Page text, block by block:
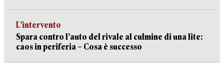
L’intervento
Spara contro l’auto del rivale al culmine di una lite:
caos in periferia – Cosa è successo